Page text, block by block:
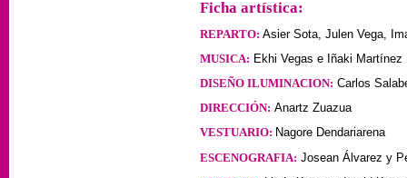
Ficha artística:
REPARTO: Asier Sota, Julen Vega,
MUSICA: Ekhi Vegas e Iñaki Martínez
DISEÑO ILUMINACION: Carlos
DIRECCIÓN: Anartz Zuazua
VESTUARIO: Nagore Dendariarena
ESCENOGRAFIA: Josean Álvarez y